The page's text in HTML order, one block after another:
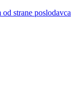
strane poslodavca